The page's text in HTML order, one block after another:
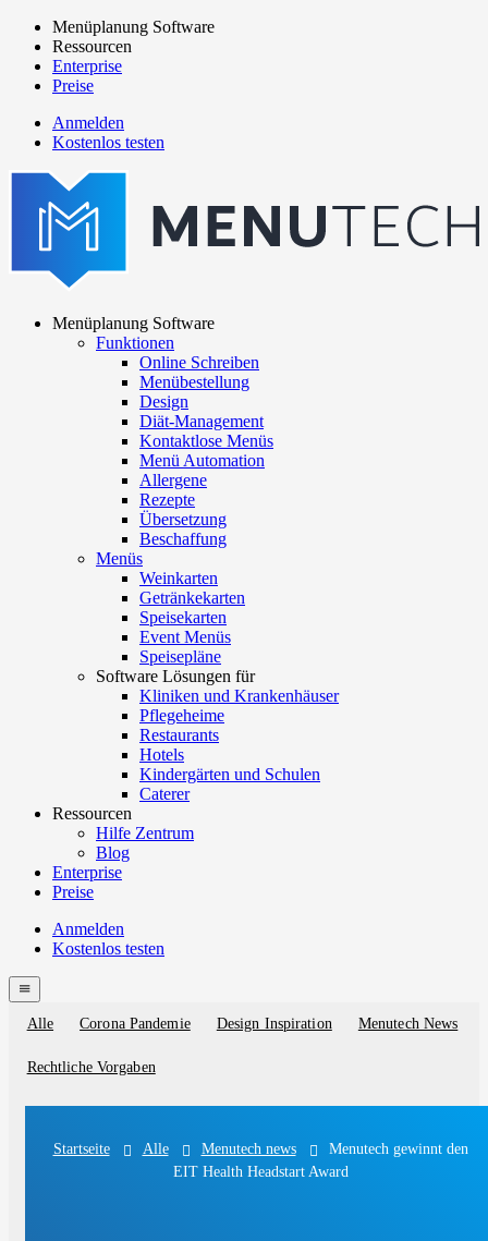
Direkt
zum
Inhalt
Main
navigation
Menüplanung Software
Ressourcen
Enterprise
Preise
menutech
navigation
Anmelden
Kostenlos testen
navigation
Menüplanung Software
Funktionen
Online Schreiben
Menübestellung
Design
Diät-Management
Kontaktlose Menüs
Menü Automation
Allergene
Rezepte
Übersetzung
Beschaffung
Menüs
Weinkarten
Getränkekarten
Speisekarten
Event Menüs
Speisepläne
Software Lösungen für
Kliniken und Krankenhäuser
Pflegeheime
Restaurants
Hotels
Kindergärten und Schulen
Caterer
Ressourcen
Hilfe Zentrum
Blog
Enterprise
Preise
Menutech
navigation
Anmelden
Kostenlos testen
menu
Blog
categories
Alle Corona Pandemie Design Inspiration Menutech News
Rechtliche Vorgaben
Startseite Alle Menutech news
Menutech gewinnt den
EIT Health Headstart Award